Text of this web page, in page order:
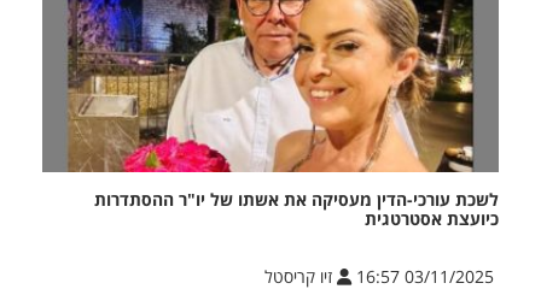
לשכת עורכי-הדין מעסיקה את אשתו של יו"ר ההסתדרות
כיועצת אסטרטגית
03/11/2025 16:57 זיו קריסטל